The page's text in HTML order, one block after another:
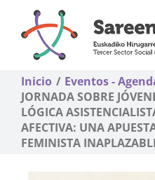
contenido
Inicio
Eventos -
JORNADA SOBRE
LÓGICA
AFECTIVA: UNA
FEMINISTA